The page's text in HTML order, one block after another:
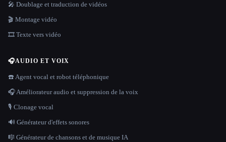
🎤 Doublage et traduction de vidéos
🎬 Montage vidéo
🎞️ Texte vers vidéo
🎧AUDIO ET VOIX
☎️ Agent vocal et robot téléphonique
🎧 Améliorateur audio et suppression de la voix
🎙️ Clonage vocal
🔊 Générateur d'effets sonores
🎼 Générateur de chansons et de musique IA